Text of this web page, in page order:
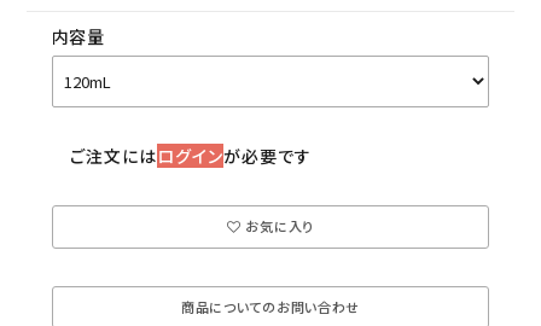
内容量
ご注文にはログインが必要です
お気に入り
商品についてのお問い合わせ